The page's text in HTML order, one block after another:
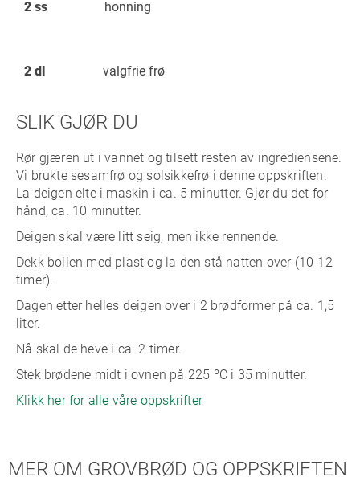
2 ss
honning
2 dl valgfrie frø
SLIK GJØR DU
Rør gjæren ut i vannet og tilsett resten av ingrediensene.
Vi brukte sesamfrø og solsikkefrø i denne oppskriften.
La deigen elte i maskin i ca. 5 minutter. Gjør du det for
hånd, ca. 10 minutter.
Deigen skal være litt seig, men ikke rennende.
Dekk bollen med plast og la den stå natten over (10-12
timer).
Dagen etter helles deigen over i 2 brødformer på ca. 1,5
liter.
Nå skal de heve i ca. 2 timer.
Stek brødene midt i ovnen på 225 ºC i 35 minutter.
Klikk her for alle våre oppskrifter
MER OM GROVBRØD OG OPPSKRIFTEN